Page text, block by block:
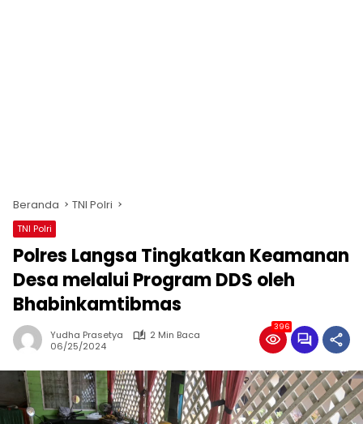
Beranda TNI Polri
TNI Polri
Polres Langsa Tingkatkan Keamanan
Desa melalui Program DDS oleh
Bhabinkamtibmas
Yudha Prasetya
2 Min Baca
06/25/2024
396